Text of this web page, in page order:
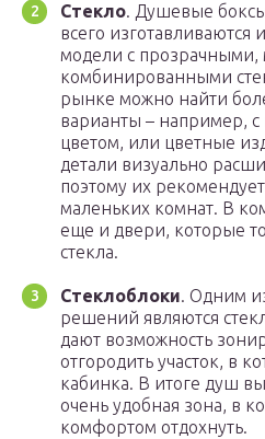
Стекло. Душевые
всего изготавливаются
модели с
комбинированными
рынке можно найти
варианты – например,
цветом, или цветные
детали визуально
поэтому их
маленьких комнат. В
еще и двери, которые
стекла.
Стеклоблоки. Одним
решений являются
дают возможность
отгородить участок, в
кабинка. В итоге душ
очень удобная зона, в
комфортом отдохнуть.